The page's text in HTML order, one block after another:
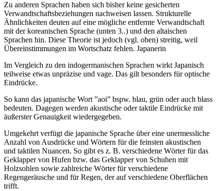
Zu anderen Sprachen haben sich bisher keine gesicherten
Verwandtschaftsbeziehungen nachweisen lassen. Strukturelle
Ähnlichkeiten deuten auf eine mögliche entfernte Verwandtschaft
mit der koreanischen Sprache (unten 3..) und den altaischen
Sprachen hin. Diese Theorie ist jedoch (vgl. oben) streitig, weil
Übereinstimmungen im Wortschatz fehlen. Japanerin
Im Vergleich zu den indogermanischen Sprachen wirkt Japanisch
teilweise etwas unpräzise und vage. Das gilt besonders für optische
Eindrücke.
So kann das japanische Wort ”aoi” bspw. blau, grün oder auch blass
bedeuten. Dagegen werden akustische oder taktile Eindrücke mit
äußerster Genauigkeit wiedergegeben.
Umgekehrt verfügt die japanische Sprache über eine unermessliche
Anzahl von Ausdrücke und Wörtern für die feinsten akustischen
und taktilen Nuancen. So gibt es z. B. verschiedene Wörter für das
Geklapper von Hufen bzw. das Geklapper von Schuhen mit
Holzsohlen sowie zahlreiche Wörter für verschiedene
Regengeräusche und für Regen, der auf verschiedene Oberflächen
trifft.